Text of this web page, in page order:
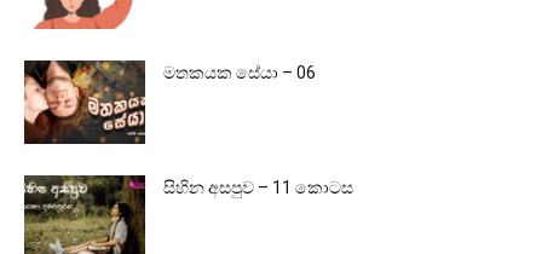
මතකයක සේයා – 06
සිහින අසපුව – 11 කොටස